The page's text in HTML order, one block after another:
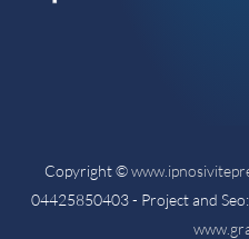
Copyright ©
04425850403 - Project and Seo: